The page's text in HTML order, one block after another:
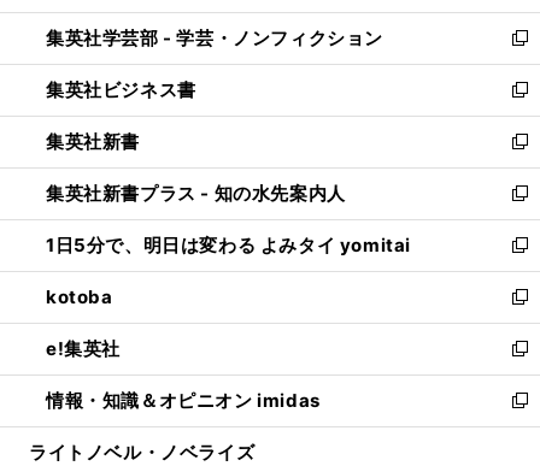
開
く
ウ
で
開
く
ン
ド
ウ
で
開
く
ウ
ィ
ン
ド
ウ
で
開
く
集英社学芸部 - 学芸・ノンフィクション
新
し
い
ウ
ィ
ン
ド
ウ
で
開
く
集英社ビジネス書
新
し
い
ウ
ィ
ン
ド
ウ
で
開
く
集英社新書
新
し
い
ウ
ィ
ン
ド
ウ
で
開
く
集英社新書プラス - 知の水先案内人
新
し
い
ウ
ィ
ン
ド
ウ
で
開
1日5分で、明日は変わる よみタイ yomitai
新
し
い
ウ
ィ
ン
ド
ウ
kotoba
新
し
い
ウ
ィ
ン
e!集英社
新
し
い
ウ
情報・知識＆オピニオン imidas
新
し
ライトノベル・ノベライズ